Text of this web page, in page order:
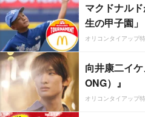
マクドナル
生の甲子園」
オリコンタイアップ
向井康二イ
ONG）』
オリコンタイアップ